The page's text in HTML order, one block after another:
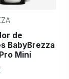
de
BabyBrezza
Mini